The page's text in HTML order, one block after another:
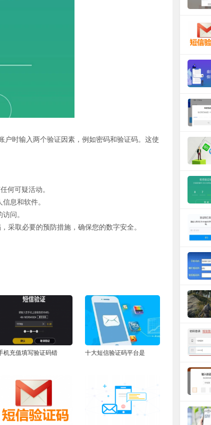
时输入两个验证因素，例如密码和验证码。这使
何可疑活动。
息和软件。
问。
采取必要的预防措施，确保您的数字安全。
机充值填写验证码错 十大短信验证码平台是